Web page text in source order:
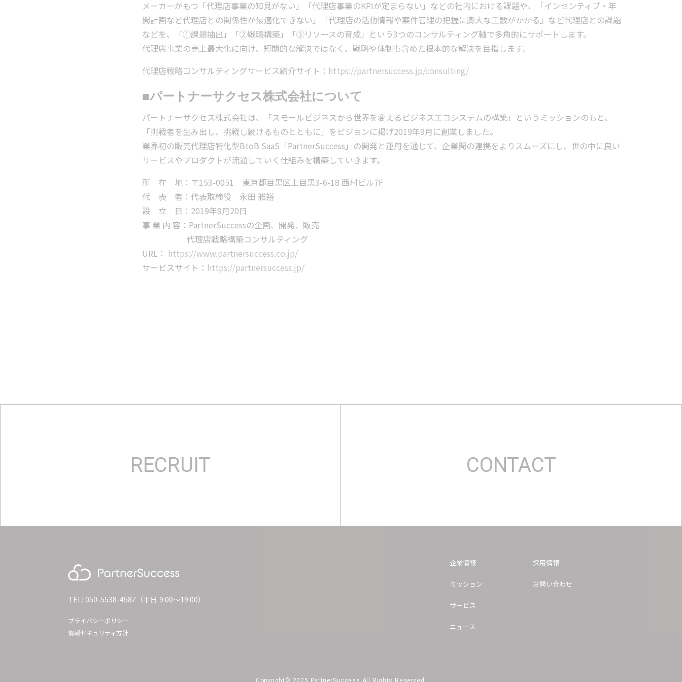
メーカーがもつ「代理店事業の知見がない」「代理店事業のKPIが定まらない」などの社内における課題や、「インセンティブ・年
間計画など代理店との関係性が最適化できない」「代理店の活動情報や案件管理の把握に膨大な工数がかかる」など代理店との課題
などを、「①課題抽出」「②戦略構築」「③リソースの育成」という3つのコンサルティング軸で多角的にサポートします。
代理店事業の売上最大化に向け、短期的な解決ではなく、戦略や体制も含めた根本的な解決を目指します。
代理店戦略コンサルティングサービス紹介サイト： https://partnersuccess.jp/consulting/
■パートナーサクセス株式会社について
パートナーサクセス株式会社は、「スモールビジネスから世界を変えるビジネスエコシステムの構築」というミッションのもと、
「挑戦者を生み出し、挑戦し続けるものとともに」をビジョンに掲げ2019年9月に創業しました。
業界初の販売代理店特化型BtoB SaaS「PartnerSuccess」の開発と運用を通じて、企業間の連携をよりスムーズにし、世の中に良い
サービスやプロダクトが流通していく仕組みを構築していきます。
所 在 地：〒153-0051 東京都目黒区上目黒3-6-18 西村ビル7F
代 表 者：代表取締役 永田 雅裕
設 立 日：2019年9月20日
事 業 内 容：PartnerSuccessの企画、開発、販売
代理店戦略構築コンサルティング
URL： https://www.partnersuccess.co.jp/
サービスサイト： https://partnersuccess.jp/
RECRUIT CONTACT
TEL: 050-5538-4587（平日 9:00〜19:00）
プライバシーポリシー
情報セキュリティ方針
企業情報
ミッション
サービス
ニュース
採用情報
お問い合わせ
Copyright© 2025 PartnerSuccess All Rights Reserved.